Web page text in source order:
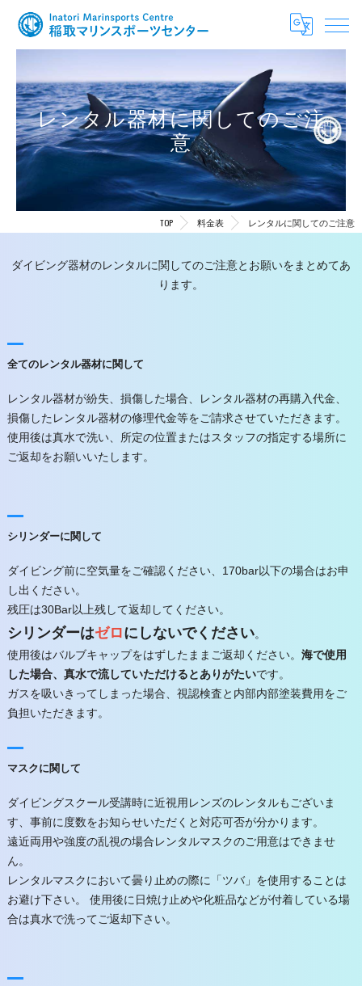
レンタル器材に関してのご注
意
TOP 料金表 レンタルに関してのご注意
ダイビング器材のレンタルに関してのご注意とお願いをまとめてあ
ります。
全てのレンタル器材に関して
レンタル器材が紛失、損傷した場合、レンタル器材の再購入代金、
損傷したレンタル器材の修理代金等をご請求させていただきます。
使用後は真水で洗い、所定の位置またはスタッフの指定する場所に
ご返却をお願いいたします。
シリンダーに関して
ダイビング前に空気量をご確認ください、170bar以下の場合はお申
し出ください。
残圧は30Bar以上残して返却してください。
シリンダーはゼロにしないでください。
使用後はバルブキャップをはずしたままご返却ください。 海で使用
した場合、真水で流していただけるとありがたいです。
ガスを吸いきってしまった場合、視認検査と内部内部塗装費用をご
負担いただきます。
マスクに関して
ダイビングスクール受講時に近視用レンズのレンタルもございま
す、事前に度数をお知らせいただくと対応可否が分かります。
遠近両用や強度の乱視の場合レンタルマスクのご用意はできませ
ん。
レンタルマスクにおいて曇り止めの際に「ツバ」を使用することは
お避け下さい。 使用後に日焼け止めや化粧品などが付着している場
合は真水で洗ってご返却下さい。